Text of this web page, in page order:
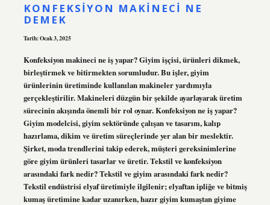
KONFEKSIYON MAKINECI NE
DEMEK
Tarih: Ocak 3, 2025
Konfeksiyon makineci ne iş yapar? Giyim işçisi, ürünleri dikmek,
birleştirmek ve bitirmekten sorumludur. Bu işler, giyim
ürünlerinin üretiminde kullanılan makineler yardımıyla
gerçekleştirilir. Makineleri düzgün bir şekilde ayarlayarak üretim
sürecinin akışında önemli bir rol oynar. Konfeksiyon ne iş yapar?
Giyim modelcisi, giyim sektöründe çalışan ve tasarım, kalıp
hazırlama, dikim ve üretim süreçlerinde yer alan bir meslektir.
Şirket, moda trendlerini takip ederek, müşteri gereksinimlerine
göre giyim ürünleri tasarlar ve üretir. Tekstil ve konfeksiyon
arasındaki fark nedir? Tekstil ve giyim arasındaki fark nedir?
Tekstil endüstrisi elyaf üretimiyle ilgilenir; elyaftan ipliğe ve bitmiş
kumaş üretimine kadar uzanırken, hazır giyim kumaştan giyime